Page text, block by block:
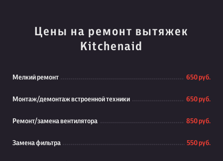
Цены на ремонт вытяжек
Kitchenaid
Мелкий ремонт 650 руб.
Монтаж/демонтаж встроенной техники 650 руб.
Ремонт/замена вентилятора 850 руб.
Замена фильтра 550 руб.